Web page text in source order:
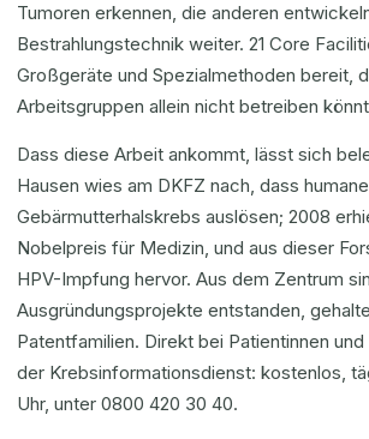
Tumoren erkennen, die anderen
Bestrahlungstechnik weiter. 21 Core
Großgeräte und Spezialmethoden bereit,
Arbeitsgruppen allein nicht betreiben
Dass diese Arbeit ankommt, lässt sich
Hausen wies am DKFZ nach, dass
Gebärmutterhalskrebs auslösen; 2008
Nobelpreis für Medizin, und aus dieser
HPV-Impfung hervor. Aus dem Zentrum
Ausgründungsprojekte entstanden,
Patentfamilien. Direkt bei Patientinnen
der Krebsinformationsdienst: kostenlos,
Uhr, unter 0800 420 30 40.